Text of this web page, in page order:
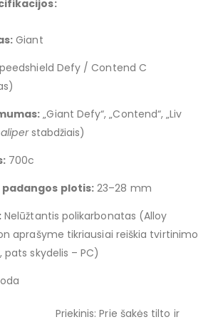
Giant
Defy / Contend C
„Giant Defy“, „Contend“, „Liv
stabdžiais)
700c
plotis: 23–28 mm
Nelūžtantis polikarbonatas (Alloy
aprašyme tikriausiai reiškia tvirtinimo
skydelis – PC)
Priekinis: Prie šakės tilto ir